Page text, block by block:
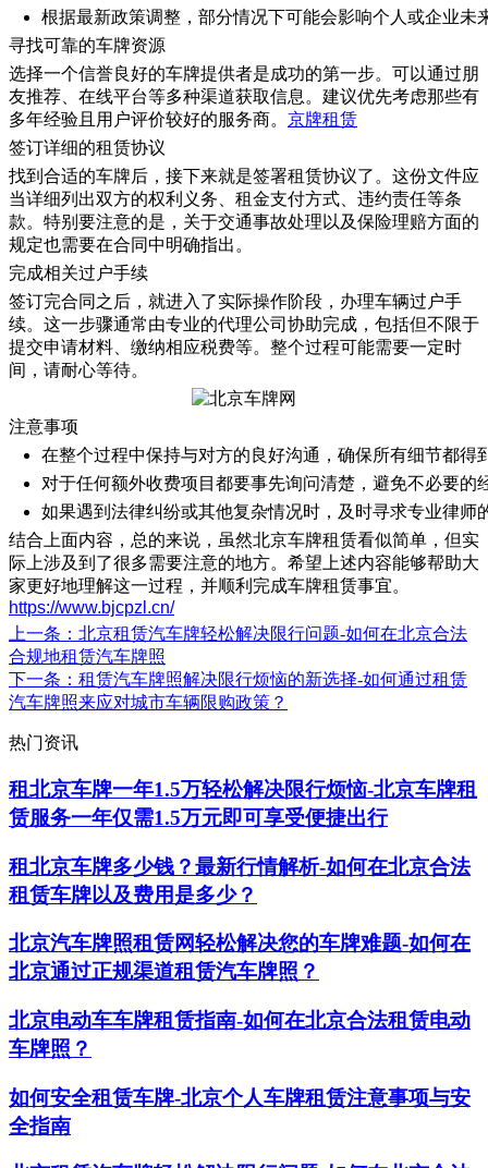
根据最新政策调整，部分情况下可能会影响个人或企业未
寻找可靠的车牌资源
选择一个信誉良好的车牌提供者是成功的第一步。可以通过朋
友推荐、在线平台等多种渠道获取信息。建议优先考虑那些有
多年经验且用户评价较好的服务商。 京牌租赁
签订详细的租赁协议
找到合适的车牌后，接下来就是签署租赁协议了。这份文件应
当详细列出双方的权利义务、租金支付方式、违约责任等条
款。特别要注意的是，关于交通事故处理以及保险理赔方面的
规定也需要在合同中明确指出。
完成相关过户手续
签订完合同之后，就进入了实际操作阶段，办理车辆过户手
续。这一步骤通常由专业的代理公司协助完成，包括但不限于
提交申请材料、缴纳相应税费等。整个过程可能需要一定时
间，请耐心等待。
注意事项
在整个过程中保持与对方的良好沟通，确保所有细节都得
对于任何额外收费项目都要事先询问清楚，避免不必要的
如果遇到法律纠纷或其他复杂情况时，及时寻求专业律师
结合上面内容，总的来说，虽然北京车牌租赁看似简单，但实
际上涉及到了很多需要注意的地方。希望上述内容能够帮助大
家更好地理解这一过程，并顺利完成车牌租赁事宜。
https://www.bjcpzl.cn/
上一条 ：北京租赁汽车牌轻松解决限行问题-如何在北京合法
合规地租赁汽车牌照
下一条 ：租赁汽车牌照解决限行烦恼的新选择-如何通过租赁
汽车牌照来应对城市车辆限购政策？
热门资讯
租北京车牌一年1.5万轻松解决限行烦恼-北京车牌租
赁服务一年仅需1.5万元即可享受便捷出行
租北京车牌多少钱？最新行情解析-如何在北京合法
租赁车牌以及费用是多少？
北京汽车牌照租赁网轻松解决您的车牌难题-如何在
北京通过正规渠道租赁汽车牌照？
北京电动车车牌租赁指南-如何在北京合法租赁电动
车牌照？
如何安全租赁车牌-北京个人车牌租赁注意事项与安
全指南